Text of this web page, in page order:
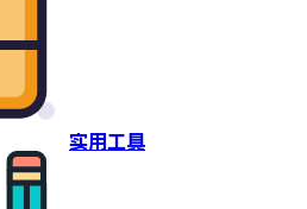
实用工具